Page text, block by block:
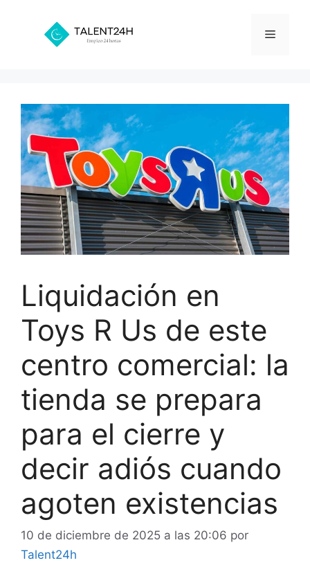
contenido
Menú
Liquidación en
Toys R Us de este
centro comercial: la
tienda se prepara
para el cierre y
decir adiós cuando
agoten existencias
10 de diciembre de 2025 a las 20:06 por
Talent24h